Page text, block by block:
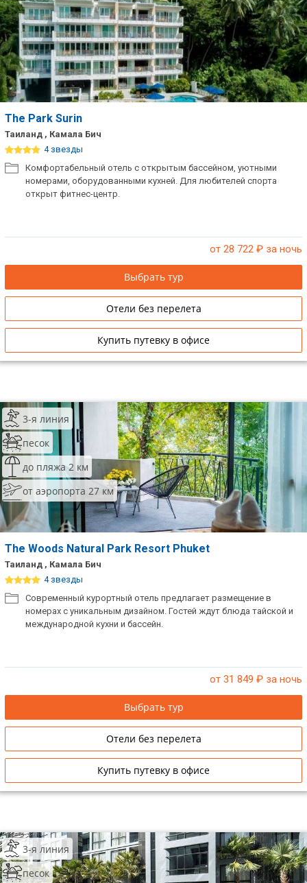
The Park Surin
Таиланд , Камала Бич
4 звезды
Комфортабельный отель с открытым бассейном, уютными
номерами, оборудованными кухней. Для любителей спорта
открыт фитнес-центр.
от 28 722 ₽ за ночь
Выбрать тур
Отели без перелета
Купить путевку в офисе
3-я линия
песок
до пляжа 2 км
от аэропорта 27 км
The Woods Natural Park Resort Phuket
Таиланд , Камала Бич
4 звезды
Современный курортный отель предлагает размещение в
номерах с уникальным дизайном. Гостей ждут блюда тайской и
международной кухни и бассейн.
от 31 849 ₽ за ночь
Выбрать тур
Отели без перелета
Купить путевку в офисе
3-я линия
песок
5*
Лучшие отели 4* звезды
Недорогие отели 4*
звезды
Лучшие отели 3* звезды
Недорогие отели 3*
звезды
Сетевые отели Турции
Сетевые отели Египта
Сетевые отели Шри Ланки
Сетевые отели Вьетнама
Сетевые отели Бали
Сетевые отели Сейшел
Сетевые отели Маврикия